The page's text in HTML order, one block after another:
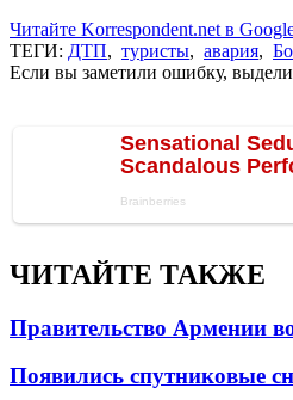
Читайте Korrespondent.net в
ТЕГИ: ДТП, туристы, авария,
Если вы заметили ошибку,
ЧИТАЙТЕ ТАКЖЕ
Правительство Армении
Появились спутниковые